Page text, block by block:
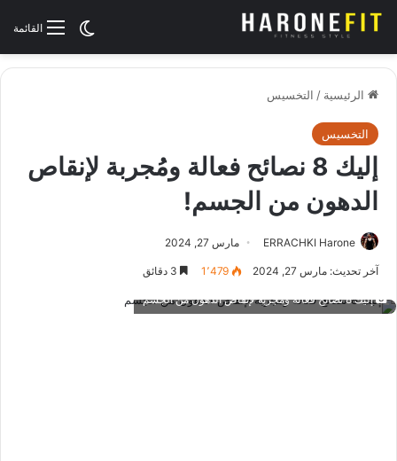
القائمةالوضع
الرئيسية / التخسيس
التخسيس
إليك 8 نصائح فعالة ومُجربة لإنقاص
الدهون من الجسم!
ERRACHKI Harone مارس 27, 2024
آخر تحديث: مارس 27, 2024 1٬479
إليك 8 نصائح فعالة ومُجربة لإنقاص الدهون من الجسم